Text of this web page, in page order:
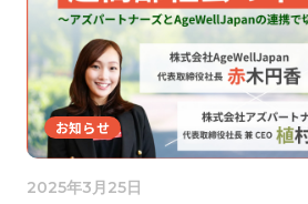
お知らせ
2025年3月25日